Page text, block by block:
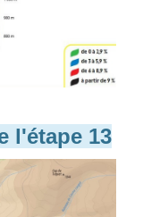
l'étape 13